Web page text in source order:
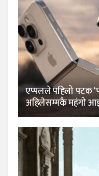
एप्पलले पहिलो पटक
अहिलेसम्मकै महंगो